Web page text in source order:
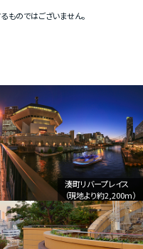
ものではございません。
湊町リバープレイス
（現地より約2,200m）